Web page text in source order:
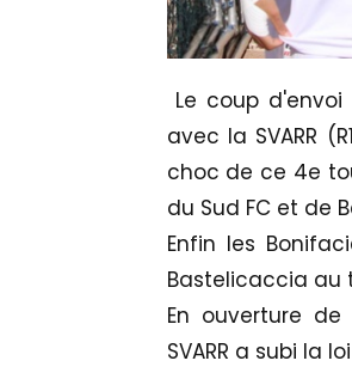
Le coup
avec la SVARR
choc de ce 4e
du Sud FC et de
Enfin les
Bastelicaccia au
En ouverture
SVARR a subi la